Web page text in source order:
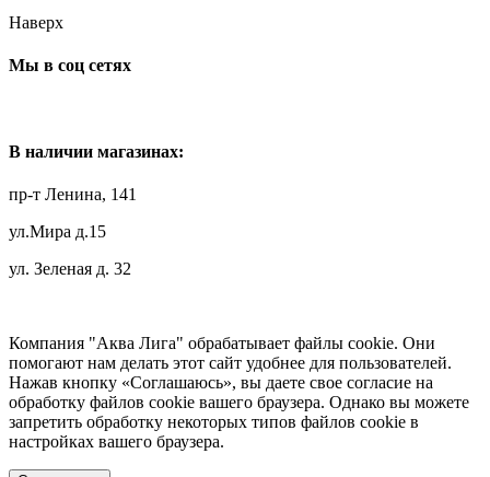
Наверх
Мы в соц сетях
В наличии магазинах:
пр-т Ленина, 141
ул.Мира д.15
ул. Зеленая д. 32
Компания "Аква Лига" обрабатывает файлы cookie. Они
помогают нам делать этот сайт удобнее для пользователей.
Нажав кнопку «Соглашаюсь», вы даете свое согласие на
обработку файлов cookie вашего браузера. Однако вы можете
запретить обработку некоторых типов файлов cookie в
настройках вашего браузера.